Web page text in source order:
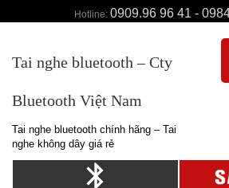
Hotline: 0909.96 96 41 -
Tai nghe bluetooth – Cty
Bluetooth Việt Nam
Tai nghe bluetooth chính hãng – Tai
nghe không dây giá rẻ